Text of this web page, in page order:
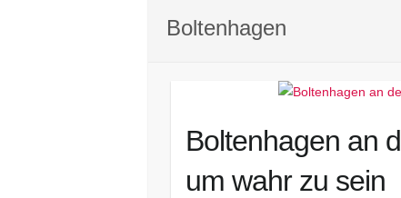
Boltenhagen
Boltenhagen an
um wahr zu sein